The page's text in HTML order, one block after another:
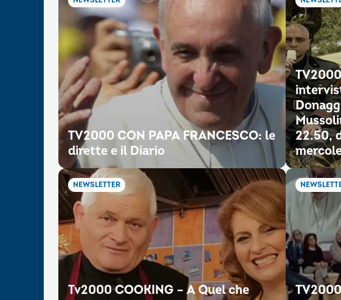
TV2000 CON PAPA FRANCESCO: le
dirette e il Diario
22.50,
NEWSLETTER
Tv2000 COOKING – A Quel che